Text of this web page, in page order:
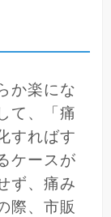
か楽にな
て、「痛
すればす
ケースが
ず、痛み
際、市販